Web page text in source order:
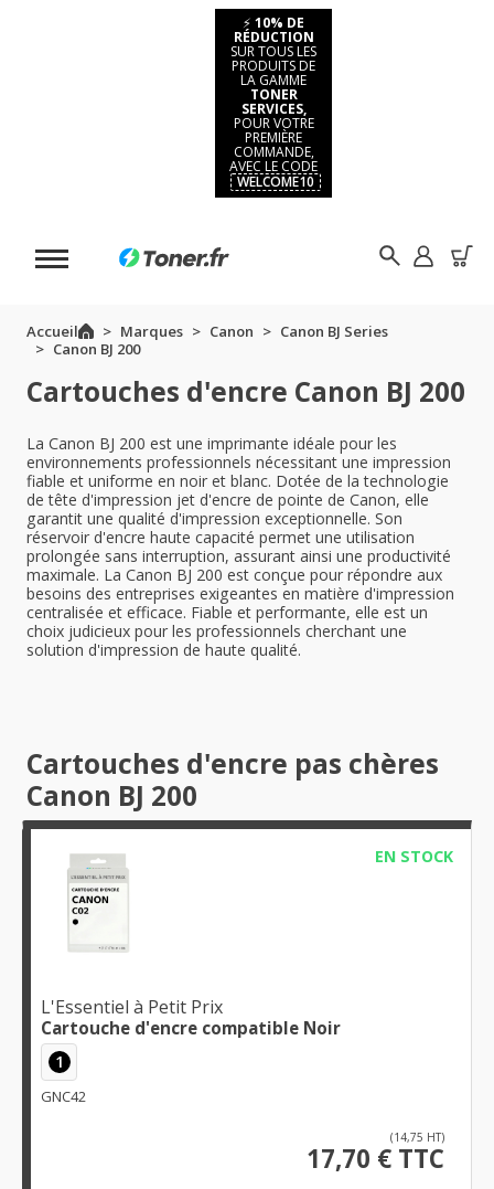
⚡ 10% DE
RÉDUCTION
SUR TOUS LES
PRODUITS DE
LA GAMME
TONER
SERVICES,
POUR VOTRE
PREMIÈRE
COMMANDE,
AVEC LE CODE
WELCOME10
Accueil Marques Canon
Canon BJ Series
Canon BJ 200
Cartouches d'encre Canon BJ 200
La Canon BJ 200 est une imprimante idéale pour les
environnements professionnels nécessitant une impression
fiable et uniforme en noir et blanc. Dotée de la technologie
de tête d'impression jet d'encre de pointe de Canon, elle
garantit une qualité d'impression exceptionnelle. Son
réservoir d'encre haute capacité permet une utilisation
prolongée sans interruption, assurant ainsi une productivité
maximale. La Canon BJ 200 est conçue pour répondre aux
besoins des entreprises exigeantes en matière d'impression
centralisée et efficace. Fiable et performante, elle est un
choix judicieux pour les professionnels cherchant une
solution d'impression de haute qualité.
Cartouches d'encre pas chères
Canon BJ 200
EN STOCK
L'Essentiel à Petit Prix
Cartouche d'encre compatible Noir
1
GNC42
(14,75 HT)
17,70 € TTC